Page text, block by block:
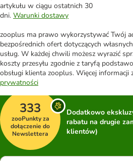
artykułu w ciągu ostatnich 30
dni. Warunki dostawy
zooplus ma prawo wykorzystywać Twój
bezpośrednich ofert dotyczących
usług. W każdej chwili możesz wyrazić
koszty przesyłu zgodnie z taryfą
obsługi klienta zooplus. Więcej informacji
prywatności
333
zooPunkty za
dołączenie do
Newslettera
Dodatkowo
rabatu na drugie
klientów)